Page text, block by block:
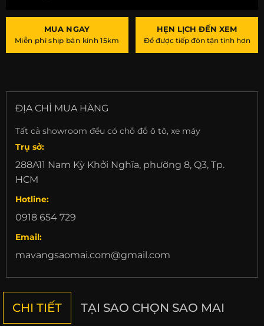
MUA NGAY
Miễn phí ship bán kính 15km
HẸN LỊCH ĐẾN XEM
Để được tiếp đón tận tình hơn
ĐỊA CHỈ MUA HÀNG
Tất cả showroom đều có chỗ đỗ ô tô, xe máy
Trụ sở:
288A11 Nam Kỳ Khởi Nghĩa, phường 8, Q3, Tp.
HCM
Hotline:
0918 654 729
Email:
mavangsaomai.com@gmail.com
CHI TIẾT TẠI SAO CHỌN SAO MAI